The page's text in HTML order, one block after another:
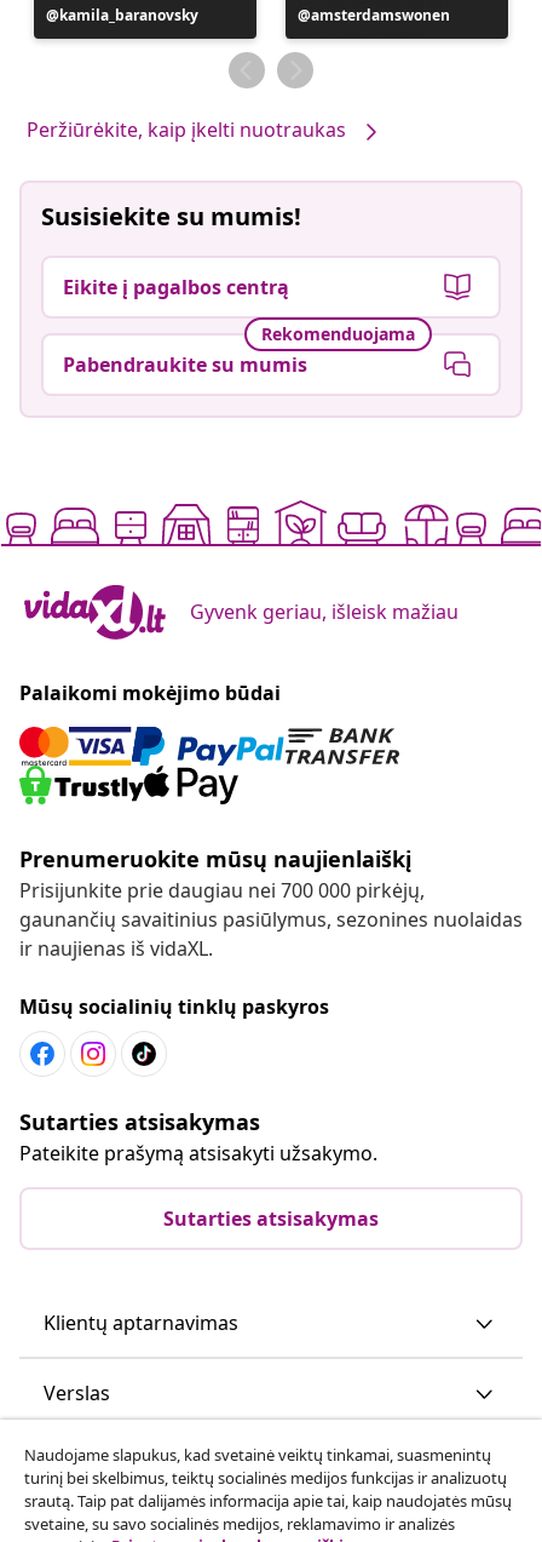
Įrašą
paskelbė
kamila_baranovsky
Įrašą
paskelbė
amsterdamswonen
Peržiūrėkite, kaip įkelti nuotraukas
Susisiekite su mumis!
Eikite į pagalbos centrą
Rekomenduojama
Pabendraukite su mumis
Gyvenk geriau, išleisk mažiau
Palaikomi mokėjimo būdai
Prenumeruokite mūsų naujienlaiškį
Prisijunkite prie daugiau nei 700 000 pirkėjų,
gaunančių savaitinius pasiūlymus, sezonines nuolaidas
ir naujienas iš vidaXL.
Mūsų socialinių tinklų paskyros
Sutarties atsisakymas
Pateikite prašymą atsisakyti užsakymo.
Sutarties atsisakymas
Klientų aptarnavimas
Verslas
vidaXL
Atraskite daugiau
Naudojame slapukus, kad svetainė veiktų tinkamai, suasmenintų
turinį bei skelbimus, teiktų socialinės medijos funkcijas ir analizuotų
srautą. Taip pat dalijamės informacija apie tai, kaip naudojatės mūsų
svetaine, su savo socialinės medijos, reklamavimo ir analizės